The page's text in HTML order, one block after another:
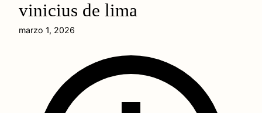
vinicius de lima
marzo 1, 2026